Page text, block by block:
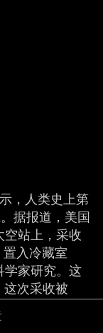
，人类史上第
据报道，美国
站上，采收
入冷藏室
学家研究。这
次采收被
之所以选
已相当了